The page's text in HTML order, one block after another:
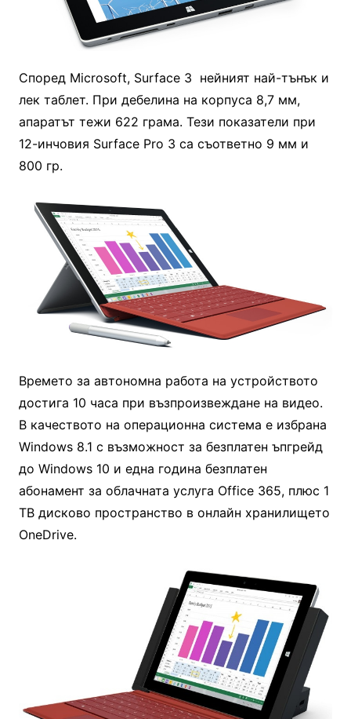
Според Microsoft, Surface 3 нейният най-тънък и
лек таблет. При дебелина на корпуса 8,7 мм,
апаратът тежи 622 грама. Тези показатели при
12-инчовия Surface Pro 3 са съответно 9 мм и
800 гр.
Времето за автономна работа на устройството
достига 10 часа при възпроизвеждане на видео.
В качеството на операционна система е избрана
Windows 8.1 с възможност за безплатен ъпгрейд
до Windows 10 и една година безплатен
абонамент за облачната услуга Office 365, плюс 1
TB дисково пространство в онлайн хранилището
OneDrive.